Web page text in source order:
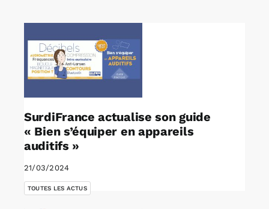
SurdiFrance actualise son guide
« Bien s’équiper en appareils
auditifs »
21/03/2024
TOUTES LES ACTUS